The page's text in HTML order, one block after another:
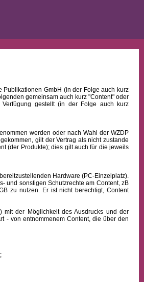
GmbH (in der Folge auch kurz
gemeinsam auch kurz "Content" oder
Verfügung gestellt (in der Folge auch kurz
werden oder nach Wahl der WZDP
gilt der Vertrag als nicht zustande
(der Produkte); dies gilt auch für die jeweils
Hardware (PC-Einzelplatz).
und sonstigen Schutzrechte am Content, zB
zu nutzen. Er ist nicht berechtigt, Content
der Möglichkeit des Ausdrucks und der
- von entnommenem Content, die über den